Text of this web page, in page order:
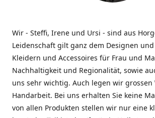
Wir - Steffi, Irene und Ursi - sind aus
Leidenschaft gilt ganz dem Designen
Kleidern und Accessoires für Frau und
Nachhaltigkeit und Regionalität, sowie
uns sehr wichtig. Auch legen wir grossen
Handarbeit. Bei uns erhalten Sie keine
von allen Produkten stellen wir nur eine